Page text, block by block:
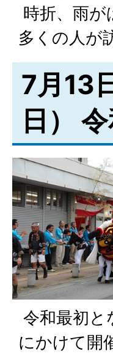
時折、雨
多くの人が
7月13
日）
令和最初と
にかけて開